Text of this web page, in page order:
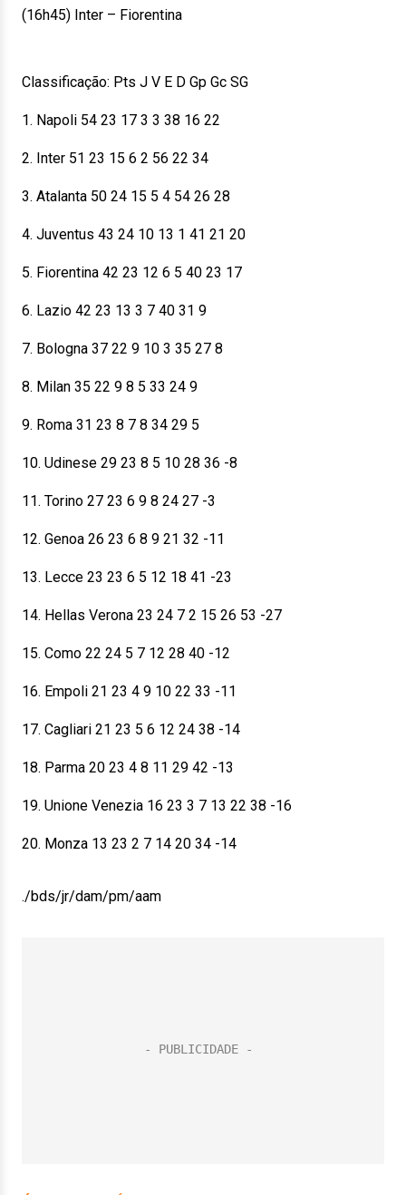
(16h45) Inter – Fiorentina
Classificação: Pts J V E D Gp Gc SG
1. Napoli 54 23 17 3 3 38 16 22
2. Inter 51 23 15 6 2 56 22 34
3. Atalanta 50 24 15 5 4 54 26 28
4. Juventus 43 24 10 13 1 41 21 20
5. Fiorentina 42 23 12 6 5 40 23 17
6. Lazio 42 23 13 3 7 40 31 9
7. Bologna 37 22 9 10 3 35 27 8
8. Milan 35 22 9 8 5 33 24 9
9. Roma 31 23 8 7 8 34 29 5
10. Udinese 29 23 8 5 10 28 36 -8
11. Torino 27 23 6 9 8 24 27 -3
12. Genoa 26 23 6 8 9 21 32 -11
13. Lecce 23 23 6 5 12 18 41 -23
14. Hellas Verona 23 24 7 2 15 26 53 -27
15. Como 22 24 5 7 12 28 40 -12
16. Empoli 21 23 4 9 10 22 33 -11
17. Cagliari 21 23 5 6 12 24 38 -14
18. Parma 20 23 4 8 11 29 42 -13
19. Unione Venezia 16 23 3 7 13 22 38 -16
20. Monza 13 23 2 7 14 20 34 -14
./bds/jr/dam/pm/aam